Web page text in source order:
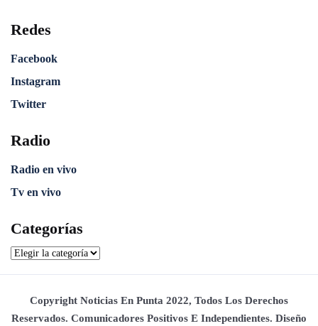
Redes
Facebook
Instagram
Twitter
Radio
Radio en vivo
Tv en vivo
Categorías
Copyright Noticias En Punta 2022, Todos Los Derechos
Reservados. Comunicadores Positivos E Independientes. Diseño